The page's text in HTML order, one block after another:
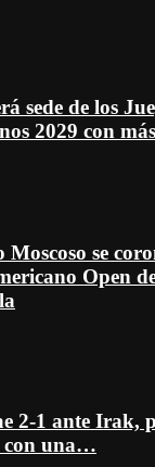
sede de los
2029 con
se
Open
2-1 ante Irak,
con una…